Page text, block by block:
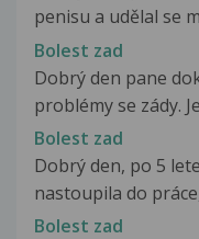
penisu a udělal se
Bolest zad
Dobrý den pane
problémy se zády.
Bolest zad
Dobrý den, po 5
nastoupila do
Bolest zad